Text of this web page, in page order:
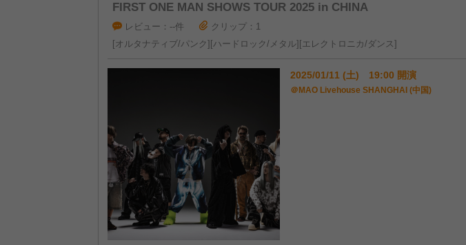
FIRST ONE MAN SHOWS TOUR 2025 in CHINA
レビュー：--件
クリップ：1
オルタナティブ/パンク
ハードロック/メタル エレクトロニカ/ダンス
2025/01/11 (土) 19:00 開演
＠MAO Livehouse SHANGHAI (中国)